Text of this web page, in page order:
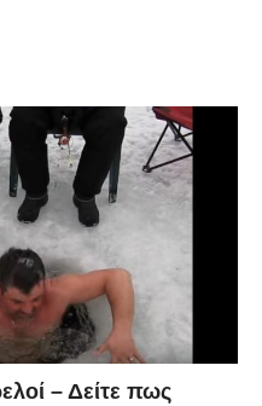
– Δείτε πως